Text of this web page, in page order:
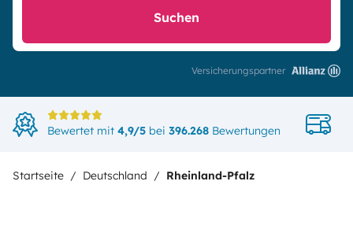
Suchen
Versicherungspartner
Bewertet mit 4,9/5 bei 396.268 Bewertungen
Startseite Deutschland Rheinland-Pfalz